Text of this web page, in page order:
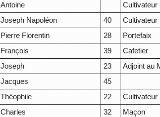
Antoine Cultivateur
Joseph Napoléon 40 Cultivateur
Pierre Florentin 28 Portefaix
François 39 Cafetier
Joseph 23 Adjoint au
Jacques 45
Théophile 22 Cultivateur
Charles 32 Maçon